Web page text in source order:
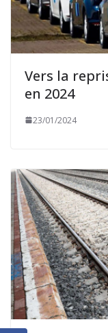
Vers la
en 2024
23/01/2024